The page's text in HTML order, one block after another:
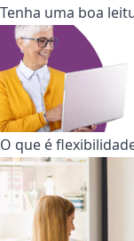
Tenha uma boa
O que é